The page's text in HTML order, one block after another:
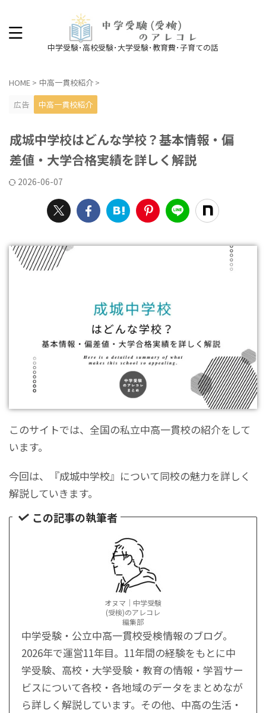
中学受験･高校受験･大学受験･教育費･子育ての話
HOME > 中高一貫校紹介 >
広告
中高一貫校紹介
成城中学校はどんな学校？基本情報・偏
差値・大学合格実績を詳しく解説
2026-06-07
このサイトでは、全国の私立中高一貫校の紹介をして
います。
今回は、『成城中学校』について同校の魅力を詳しく
解説していきます。
この記事の執筆者
オヌマ｜中学受験
(受検)のアレコレ
編集部
中学受験・公立中高一貫校受検情報のブログ。
2026年で運営11年目。11年間の経験をもとに中
学受験、高校・大学受験・教育の情報・学習サー
ビスについて各校・各地域のデータをまとめなが
ら詳しく解説しています。その他、中高の生活・